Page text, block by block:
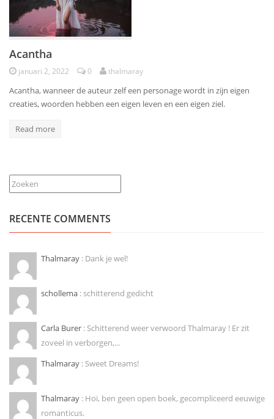
Acantha
januari 2, 2022 0 thalmaray
Acantha, wanneer de auteur zelf een personage wordt in zijn eigen
creaties, woorden hebben een eigen leven en een eigen ziel.
Read more
Zoeken
RECENTE COMMENTS
Thalmaray : Dank je wel!
schollema : schitterend gedicht
Carla Burer : Schitterend weer verwoord Thalmaray ! Er zit
zoveel in verborgen,...
Thalmaray : Sweet Dreams!
Thalmaray : Hoi, ben geen open boek, gecompliceerd eeuwige
romanticus.